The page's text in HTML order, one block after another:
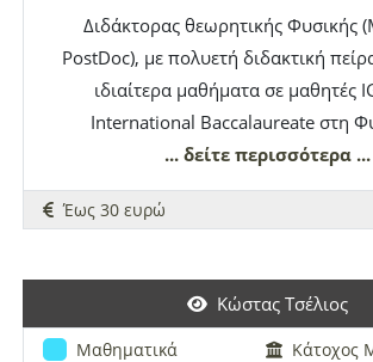
Διδάκτορας θεωρητικής Φυσικής
PostDoc), με πολυετή διδακτική
ιδιαίτερα μαθήματα σε μαθητές
International Baccalaureate στη
Physics) και τα Μαθηματικά (IB
καθώς και ιδιαίτερα
Φυσικής σε φοιτητές Φυσικού και
υποστήριξη κατά την διάρκεια
εξετάσεων.
... δείτε περισσότερα ...
Έως 30 ευρώ
Κώστας Τσέλιος
Μαθηματικά Κάτοχος